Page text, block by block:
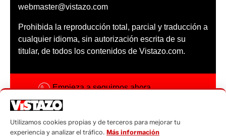
webmaster@vistazo.com
Prohibida la reproducción total, parcial y traducción a
cualquier idioma, sin autorización escrita de su
titular, de todos los contenidos de Vistazo.com.
Empieza a seguirnos ahora
Código ética
Utilizamos cookies propias y de terceros para mejorar tu
experiencia y analizar el tráfico. Más información